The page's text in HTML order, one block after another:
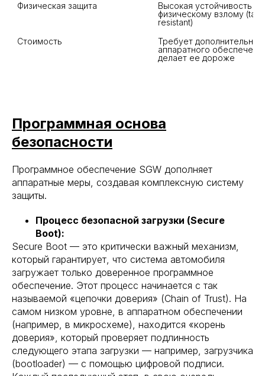
Высокая устойчивость к
физическому взлому
Стоимость
Требует
аппаратного
Программная основа
безопасности
Программное обеспечение SGW дополняет
аппаратные меры, создавая комплексную систему
защиты.
Процесс безопасной загрузки (Secure
Boot):
Secure Boot — это критически важный механизм,
который гарантирует, что система автомобиля
загружает только доверенное программное
обеспечение. Этот процесс начинается с так
называемой «цепочки доверия» (Chain of Trust). На
самом низком уровне, в аппаратном обеспечении
(например, в микросхеме), находится «корень
доверия», который проверяет подлинность
следующего этапа загрузки — например, загрузчика
(bootloader) — с помощью цифровой подписи.